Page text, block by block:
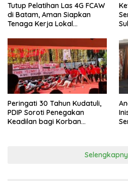
Tutup Pelatihan Las 4G FCAW
di Batam, Aman Siapkan
Tenaga Kerja Lokal
Peringati 30 Tahun Kudatuli,
PDIP Soroti Penegakan
Keadilan bagi Korban